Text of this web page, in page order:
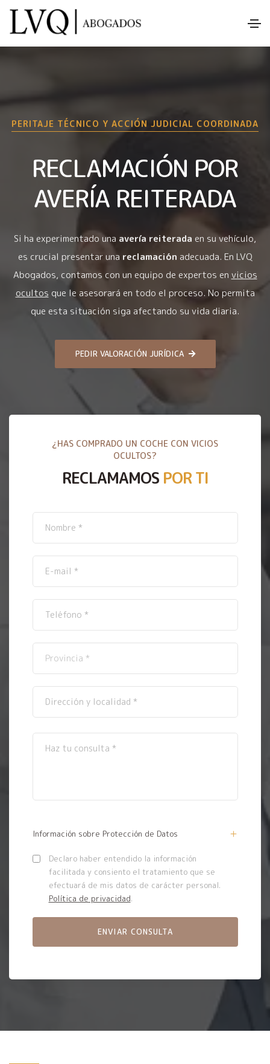
PERITAJE TÉCNICO Y ACCIÓN JUDICIAL COORDINADA
RECLAMACIÓN POR
AVERÍA REITERADA
Si ha experimentado una avería reiterada en su vehículo,
es crucial presentar una reclamación adecuada. En LVQ
Abogados, contamos con un equipo de expertos en vicios
ocultos que le asesorará en todo el proceso. No permita
que esta situación siga afectando su vida diaria.
PEDIR VALORACIÓN JURÍDICA
¿HAS COMPRADO UN COCHE CON VICIOS
OCULTOS?
RECLAMAMOS POR TI
Información sobre Protección de Datos
Declaro haber entendido la información
facilitada y consiento el tratamiento que se
efectuará de mis datos de carácter personal.
Política de privacidad.